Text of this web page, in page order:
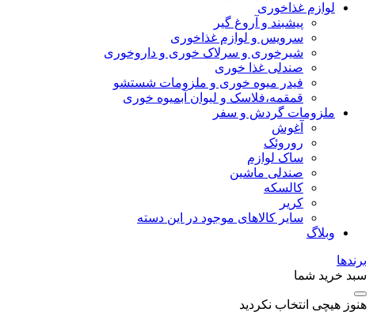
لوازم غذاخوری
پیشبند و آروغ گیر
سرویس و لوازم غذاخوری
شیرخوری و سرلاک خوری و داروخوری
صندلی غذا خوری
فیدر میوه خوری و ملزومات شستشو
قمقمه،فلاسک و لیوان آبمیوه خوری
ملزومات گردش و سفر
آغوش
روروئک
ساک لوازم
صندلی ماشین
کالسکه
کریر
سایر کالاهای موجود در این دسته
وبلاگ
برندها
سبد خرید شما
هنوز هیچی انتخاب نکردید